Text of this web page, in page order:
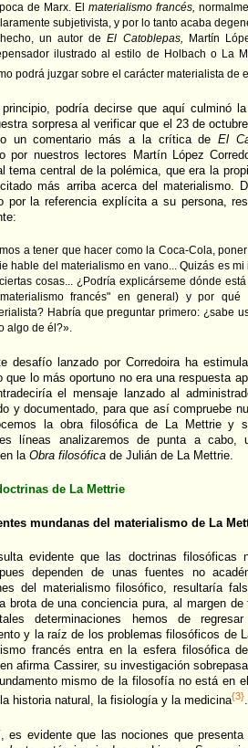
de Marx. El materialismo francés,
subjetivista, y por lo tanto acaba
un autor deEl Catoblepas, Martín
ilustrado al estilo de Holbach o La
podrá juzgar sobre el carácter materialista de
principio, podría decirse que aquí culminó
sorpresa al verificar que el 23 de
un comentario más a la crítica deEl
por nuestros lectores Martín López
tema central de la polémica, que era la
más arriba acerca del materialismo.
por la referencia explícita a su persona,
a tener que hacer como la Coca-Cola,
hable del materialismo en vano... Quizás es
cosas... ¿Podría explicárseme dónde
francés" en general) y por
Habría que preguntar primero: ¿sabe
algo de él?».
desafío lanzado por Corredoira ha
que lo más oportuno no era una respuesta
el mensaje lanzado al
y documentado, para que así compruebe
la obra filosófica de La Mettrie y
líneas analizaremos de punta a
la Obra filosófica de Julián de La Mettrie.
de La Mettrie
mundanas del materialismo de La
evidente que las doctrinas filosóficas
dependen de unas fuentes no
del materialismo filosófico, resultaría
brota de una conciencia pura, al margen de
determinaciones hemos de
y la raíz de los problemas filosóficos de
francés entra en la esfera filosófica
afirma Cassirer, su investigación
mismo de la filosofía no está en
historia natural, la fisiología y la medicina{3}.
es evidente que las nociones que